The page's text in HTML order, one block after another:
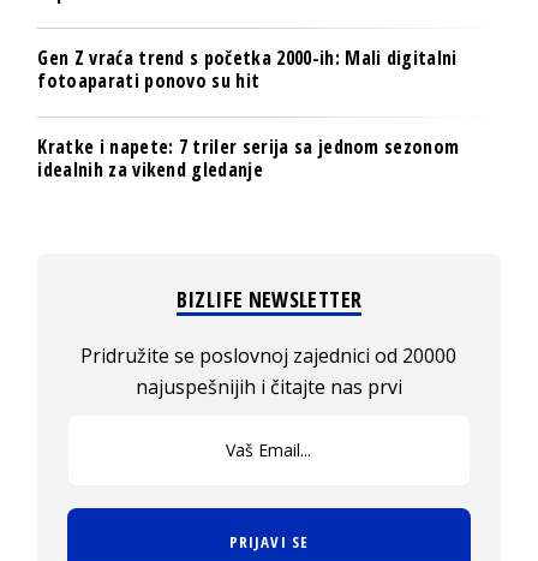
Gen Z vraća trend s početka 2000-ih: Mali digitalni
fotoaparati ponovo su hit
Kratke i napete: 7 triler serija sa jednom sezonom
idealnih za vikend gledanje
BIZLIFE NEWSLETTER
Pridružite se poslovnoj zajednici od 20000
najuspešnijih i čitajte nas prvi
PRIJAVI SE